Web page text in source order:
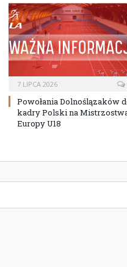
7 LIPCA 2026
Powołania Dolnoślązaków
kadry Polski na
Europy U18